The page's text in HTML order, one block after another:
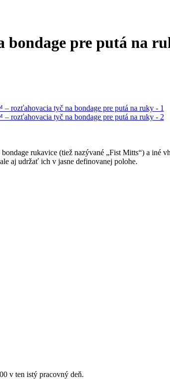
pre putá na
rukavice (tiež nazývané „Fist Mitts“) a iné
aj udržať ich v jasne definovanej polohe.
v ten istý pracovný deň.